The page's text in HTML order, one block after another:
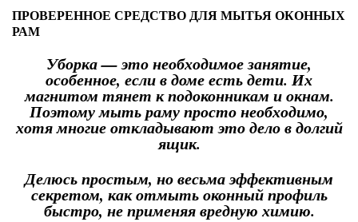
ПРОВЕРЕННОЕ СРЕДСТВО ДЛЯ МЫТЬЯ ОКОННЫХ
РАМ
Уборка — это необходимое занятие,
особенное, если в доме есть дети. Их
магнитом тянет к подоконникам и окнам.
Поэтому мыть раму просто необходимо,
хотя многие откладывают это дело в долгий
ящик.
Делюсь простым, но весьма эффективным
секретом, как отмыть оконный профиль
быстро, не применяя вредную химию.